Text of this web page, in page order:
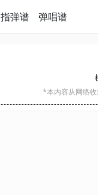
指弹谱 弹唱谱
*本内容从网络收